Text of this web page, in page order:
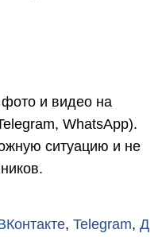
и видео на
WhatsApp).
ситуацию и не
, Telegram, Д